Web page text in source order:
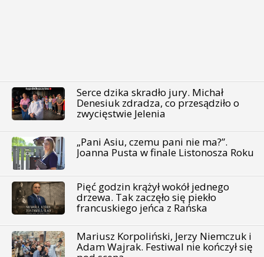
Serce dzika skradło jury. Michał
Denesiuk zdradza, co przesądziło o
zwycięstwie Jelenia
„Pani Asiu, czemu pani nie ma?”.
Joanna Pusta w finale Listonosza Roku
Pięć godzin krążył wokół jednego
drzewa. Tak zaczęło się piekło
francuskiego jeńca z Rańska
Mariusz Korpoliński, Jerzy Niemczuk i
Adam Wajrak. Festiwal nie kończył się